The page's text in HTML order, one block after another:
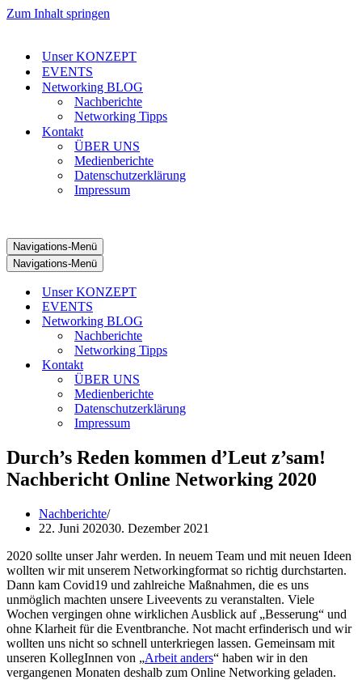
Zum Inhalt springen
Unser KONZEPT
EVENTS
Networking BLOG
Nachberichte
Networking Tipps
Kontakt
ÜBER UNS
Medienberichte
Datenschutzerklärung
Impressum
Navigations-Menü
Navigations-Menü
Unser KONZEPT
EVENTS
Networking BLOG
Nachberichte
Networking Tipps
Kontakt
ÜBER UNS
Medienberichte
Datenschutzerklärung
Impressum
Durch’s Reden kommen d’Leut z’sam!
Nachbericht Online Networking 2020
Nachberichte
22. Juni 202030. Dezember 2021
2020 sollte unser Jahr werden. In neuem Team und mit neuen Ideen
wollten wir mit unserem Networkingformat so richtig durchstarten.
Dann kam Covid19 und zahlreiche Maßnahmen, die es uns
unmöglich machten unsere Liveevents zu veranstalten. Viele
Wochen vergingen ohne wirklichen Ausblick auf „Besserung“ und
ohne Klarheit für die Eventbranche. Not macht erfinderisch und wir
wollten uns nicht so schnell unterkriegen lassen. Gemeinsam mit
unseren KollegInnen von „Arbeit anders“ haben wir in den
vergangenen Monaten deshalb zum Online Networking geladen.